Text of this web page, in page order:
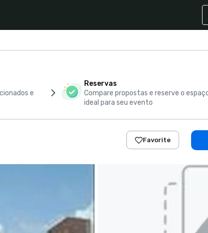
e
Reservas
Compare propostas e reserve o
ideal para seu evento
Favorite